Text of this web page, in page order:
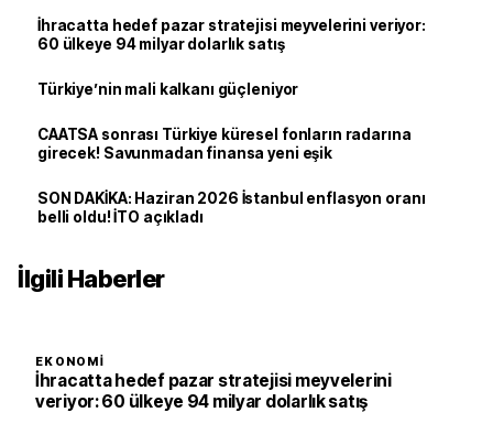
İhracatta hedef pazar stratejisi meyvelerini veriyor:
60 ülkeye 94 milyar dolarlık satış
Türkiye’nin mali kalkanı güçleniyor
CAATSA sonrası Türkiye küresel fonların radarına
girecek! Savunmadan finansa yeni eşik
SON DAKİKA: Haziran 2026 İstanbul enflasyon oranı
belli oldu! İTO açıkladı
İlgili Haberler
EKONOMI
İhracatta hedef pazar stratejisi meyvelerini
veriyor: 60 ülkeye 94 milyar dolarlık satış